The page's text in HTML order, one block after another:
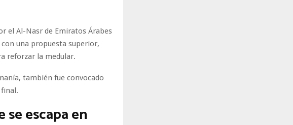
el Al-Nasr de Emiratos Árabes
una propuesta superior,
reforzar la medular.
también fue convocado
escapa en